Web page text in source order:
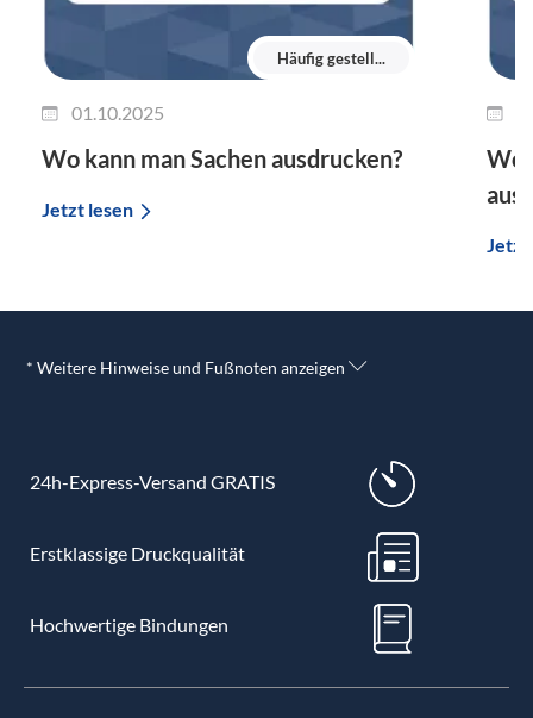
Häufig gestell...
01.10.2025
Wo kann man Sachen ausdrucken?
Jetzt lesen
Wo
Jetzt
* Weitere Hinweise und Fußnoten anzeigen
24h-Express-Versand GRATIS
Erstklassige Druckqualität
Hochwertige Bindungen